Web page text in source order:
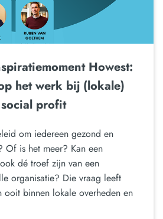
Howest:
het werk bij (lokale)
profit
om iedereen gezond en
Of is het meer? Kan een
dé troef zijn van een
organisatie? Die vraag leeft
ooit binnen lokale overheden en